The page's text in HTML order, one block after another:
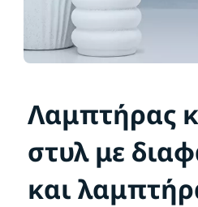
Λαμπτήρας
στυλ με
και